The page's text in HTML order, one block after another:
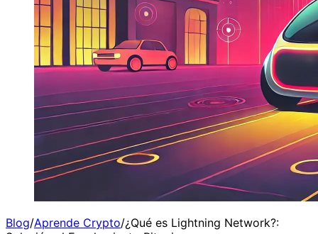
Blog/Aprende Crypto/¿Qué es Lightning Network?: